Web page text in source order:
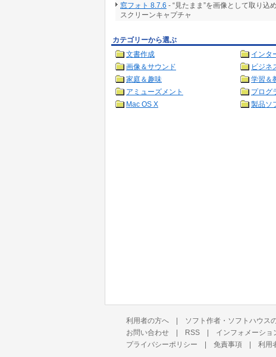
窓フォト 8.7.6 - “見たまま”を画像として取り込
スクリーンキャプチャ
カテゴリーから選ぶ
文書作成
インタ
画像＆サウンド
ビジネ
家庭＆趣味
学習＆
アミューズメント
プログ
Mac OS X
製品ソ
利用者の方へ | ソフト作者・ソフトハウス
お問い合わせ | RSS | インフォメーショ
プライバシーポリシー | 免責事項 | 利用